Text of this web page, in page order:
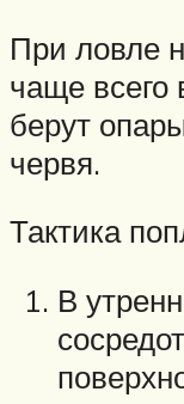
При ловле
чаще всего
берут
червя.
Тактика
В